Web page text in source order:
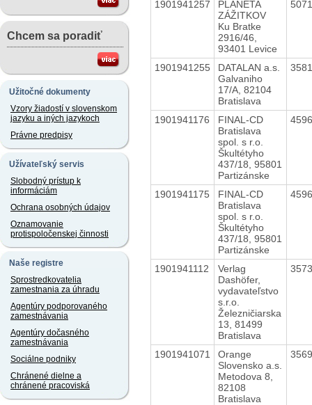
Chcem sa poradiť
Užitočné dokumenty
Vzory žiadostí v slovenskom
jazyku a iných jazykoch
Právne predpisy
Užívateľský servis
Slobodný prístup k
informáciám
Ochrana osobných údajov
Oznamovanie
protispoločenskej činnosti
Naše registre
Sprostredkovatelia
zamestnania za úhradu
Agentúry podporovaného
zamestnávania
Agentúry dočasného
zamestnávania
Sociálne podniky
Chránené dielne a
chránené pracoviská
1901941257
PLANÉTA
ZÁŽITKOV
Ku Bratke
2916/46,
93401 Levice
1901941255
DATALAN a.s.
Galvaniho
17/A, 82104
Bratislava
1901941176
FINAL-CD
Bratislava
spol. s r.o.
Škultétyho
437/18, 95801
Partizánske
1901941175
FINAL-CD
Bratislava
spol. s r.o.
Škultétyho
437/18, 95801
Partizánske
1901941112
Verlag
Dashöfer,
vydavateľstvo
s.r.o.
Železničiarska
13, 81499
Bratislava
1901941071
Orange
Slovensko a.s.
Metodova 8,
82108
Bratislava